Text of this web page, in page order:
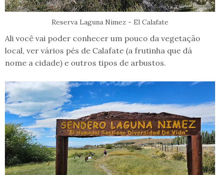
Reserva Laguna Nimez - El Calafate
Ali você vai poder conhecer um pouco da vegetação
local, ver vários pés de Calafate (a frutinha que dá
nome a cidade) e outros tipos de arbustos.